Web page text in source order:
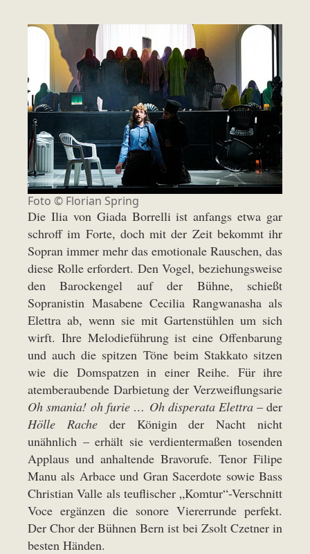
Foto © Florian Spring
Die Ilia von Giada Borrelli ist anfangs etwa gar
schroff im Forte, doch mit der Zeit bekommt ihr
Sopran immer mehr das emotionale Rauschen, das
diese Rolle erfordert. Den Vogel, beziehungsweise
den Barockengel auf der Bühne, schießt
Sopranistin Masabene Cecilia Rangwanasha als
Elettra ab, wenn sie mit Gartenstühlen um sich
wirft. Ihre Melodieführung ist eine Offenbarung
und auch die spitzen Töne beim Stakkato sitzen
wie die Domspatzen in einer Reihe. Für ihre
atemberaubende Darbietung der Verzweiflungsarie
Oh smania! oh furie … Oh disperata Elettra – der
Hölle Racheder Königin der Nacht nicht
unähnlich – erhält sie verdientermaßen tosenden
Applaus und anhaltende Bravorufe. Tenor Filipe
Manu als Arbace und Gran Sacerdote sowie Bass
Christian Valle als teuflischer „Komtur“-Verschnitt
Voce ergänzen die sonore Viererrunde perfekt.
Der Chor der Bühnen Bern ist bei Zsolt Czetner in
besten Händen.